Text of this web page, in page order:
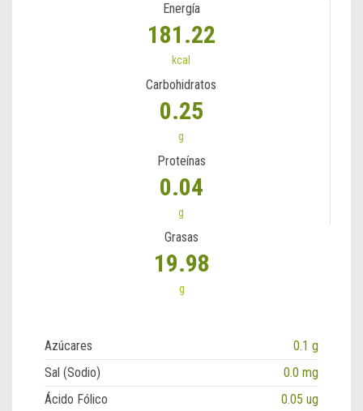
Energía
181.22
kcal
Carbohidratos
0.25
g
Proteínas
0.04
g
Grasas
19.98
g
Azúcares
0.1 g
Sal (Sodio)
0.0 mg
Ácido Fólico
0.05 ug